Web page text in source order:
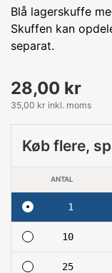
Blå lagerskuffe
Skuffen kan
separat.
28,00 kr
35,00 kr inkl. moms
Køb flere,
ANTAL
1
10
25